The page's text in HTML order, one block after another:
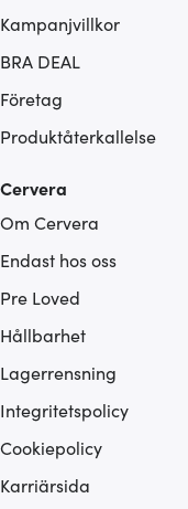
Kampanjvillkor
BRA DEAL
Företag
Produktåterkallelse
Cervera
Om Cervera
Endast hos oss
Pre Loved
Hållbarhet
Lagerrensning
Integritetspolicy
Cookiepolicy
Karriärsida